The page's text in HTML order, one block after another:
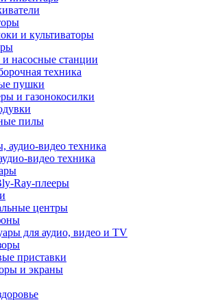
и культиваторы
насосные станции
техника
пушки
и газонокосилки
пилы
видео техника
Ray-плееры
центры
для аудио, видео и TV
приставки
и экраны